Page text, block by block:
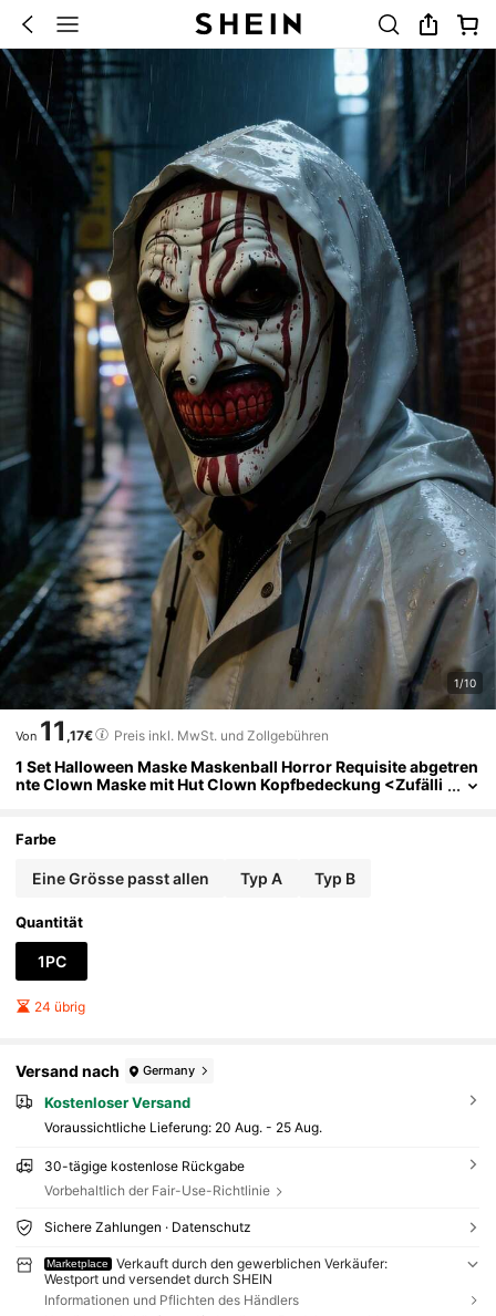
1/10
Von 11 ,17€ Preis inkl. MwSt. und Zollgebühren
1 Set Halloween Maske Maskenball Horror Requisite abgetren
nte Clown Maske mit Hut Clown Kopfbedeckung <Zufälli
Farbe
Eine Grösse passt allen Typ A Typ B
Quantität
1PC
24 übrig
Versand nach Germany
Kostenloser Versand
Voraussichtliche Lieferung: 20 Aug. - 25 Aug.
30-tägige kostenlose Rückgabe
Vorbehaltlich der Fair-Use-Richtlinie
Sichere Zahlungen · Datenschutz
Marketplace
Verkauft durch den gewerblichen Verkäufer:
Westport und versendet durch SHEIN
Informationen und Pflichten des Händlers